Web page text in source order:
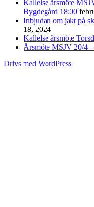
Kallelse årsmöte
Bygdegård 18:00
Inbjudan om jakt på
18, 2024
Kallelse årsmöte
Årsmöte MSJV 20/4
Drivs med WordPress